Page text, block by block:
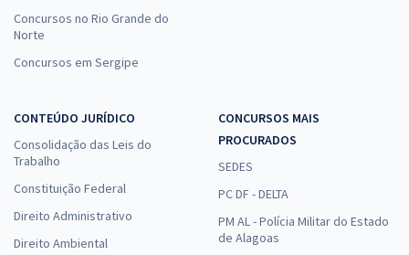
Concursos no Rio Grande do
Norte
Concursos em Sergipe
CONTEÚDO JURÍDICO
Consolidação das Leis do
Trabalho
Constituição Federal
Direito Administrativo
Direito Ambiental
CONCURSOS MAIS
PROCURADOS
SEDES
PC DF - DELTA
PM AL - Polícia Militar do Estado
de Alagoas